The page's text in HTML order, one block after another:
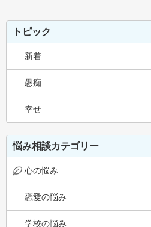
トピック
新着
愚痴
幸せ
悩み相談カテゴリー
心の悩み
恋愛の悩み
学校の悩み